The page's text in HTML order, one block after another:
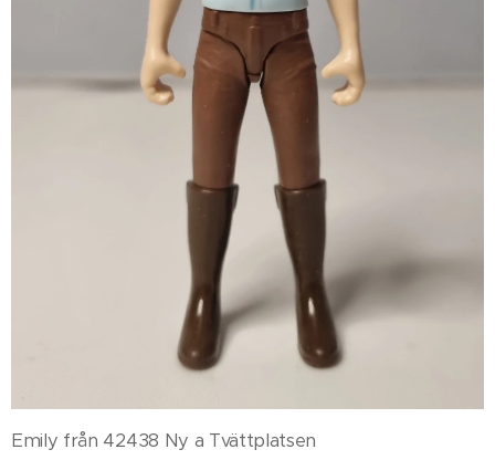
Emily från 42438 Ny a Tvättplatsen